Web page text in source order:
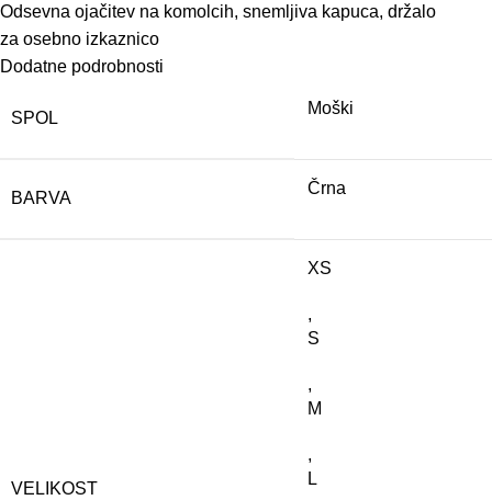
Odsevna ojačitev na komolcih, snemljiva kapuca, držalo
za osebno izkaznico
Dodatne podrobnosti
SPOL
Moški
BARVA
Črna
VELIKOST
XS
,
S
,
M
,
L